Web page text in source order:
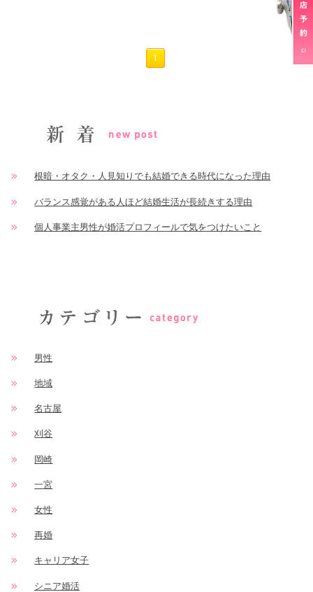
1
根暗・オタク・人見知りでも結婚できる時代になった理由
バランス感覚がある人ほど結婚生活が長続きする理由
個人事業主男性が婚活プロフィールで気をつけたいこと
男性
地域
名古屋
刈谷
岡崎
一宮
女性
再婚
キャリア女子
シニア婚活